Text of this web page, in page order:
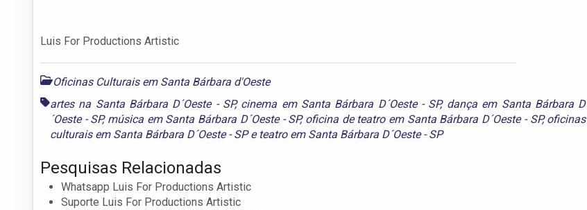
Luis For Productions Artistic
Oficinas Culturais em Santa Bárbara d'Oeste
artes na Santa Bárbara D´Oeste - SP, cinema em Santa Bárbara D´Oeste - SP, dança em Santa Bárbara D
´Oeste - SP, música em Santa Bárbara D´Oeste - SP, oficina de teatro em Santa Bárbara D´Oeste - SP,oficinas
culturais em Santa Bárbara D´Oeste - SPe teatro em Santa Bárbara D´Oeste - SP
Pesquisas Relacionadas
Whatsapp Luis For Productions Artistic
Suporte Luis For Productions Artistic